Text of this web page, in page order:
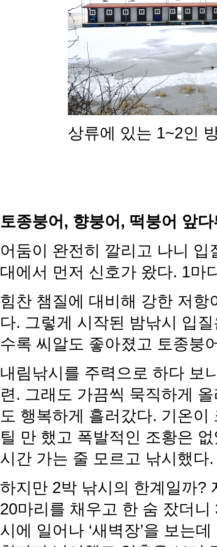
상류에 있는 1~2인
토종붕어, 향붕어, 떡붕어 앞
어둠이 완전히 깔리고 나니
대에서 먼저 신호가 왔다. 1마
힘찬 챔질에 대비해 강한 저
다. 그렇게 시작된 밤낚시 입
수록 씨알도 좋아졌고 토종붕
내림낚시를 주력으로 하다 보
련. 그래도 가끔씩 묵직하게
도 행복하게 흘러갔다. 기온이
틸 만 했고 폭발적인 조황은 없
시간 가는 줄 모르고 낚시했다.
하지만 2박 낚시의 한계일까?
20마리를 채우고 한 숨 잤더
시에 일어나 ‘새벽장’을 보는